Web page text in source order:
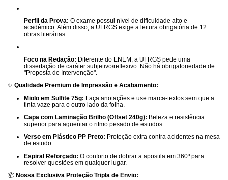
Perfil da Prova: O exame possui nível de dificuldade alto e
acadêmico.Além disso, a UFRGS exige a leitura obrigatória de 12
obras literárias.
Foco na Redação: Diferente do ENEM, a UFRGS pede uma
dissertação de caráter subjetivo/reflexivo. Não há obrigatoriedade de
"Proposta de Intervenção".
✨ Qualidade Premium de Impressão e Acabamento:
Miolo em Sulfite 75g: Faça anotações e use marca-textos sem que a
tinta vaze para o outro lado da folha.
Capa com Laminação Brilho (Offset 240g): Beleza e resistência
superior para aguentar o ritmo pesado de estudos.
Verso em Plástico PP Preto: Proteção extra contra acidentes na mesa
de estudo.
Espiral Reforçado: O conforto de dobrar a apostila em 360º para
resolver questões em qualquer lugar.
📦 Nossa Exclusiva Proteção Tripla de Envio: